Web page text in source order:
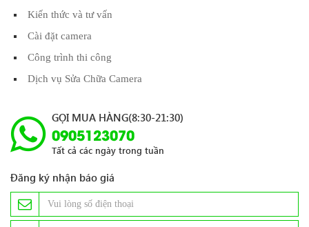
Kiến thức và tư vấn
Cài đặt camera
Công trình thi công
Dịch vụ Sửa Chữa Camera
GỌI MUA HÀNG(8:30-21:30)
0905123070
Tất cả các ngày trong tuần
Đăng ký nhận báo giá